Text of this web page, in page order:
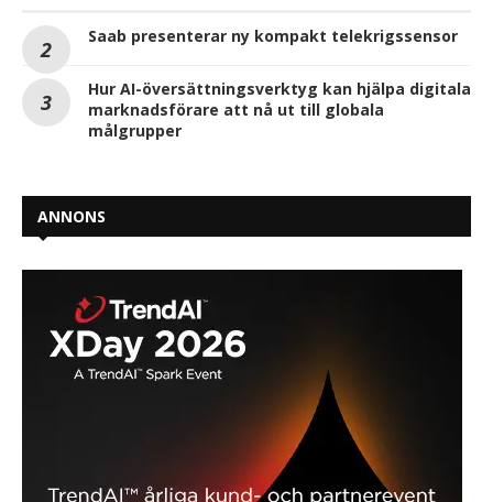
Saab presenterar ny kompakt telekrigssensor
Hur AI-översättningsverktyg kan hjälpa digitala
marknadsförare att nå ut till globala
målgrupper
ANNONS